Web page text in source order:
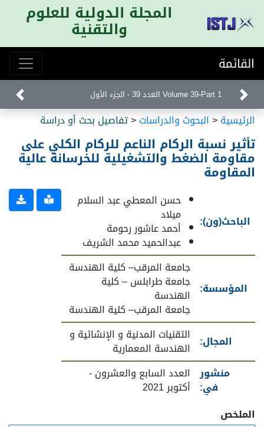
المجلة الدولية للعلوم
والتقنية
القائمة
Volume 39-Part 1 العدد 39 - الجزء الأول
الرئيسية< البحوث والدراسات<تفاصيل بحث أو دراسة
تأثير نسبة الركام الناعم للركام الكلي على
مقاومة الضغط والتشغيلية للخرسانة عالية
المقاومة
الباحث(ون):
حسن المعطي عبد السلام
ميلاد
أحمد عاشور رحومة
عبدالحميد محمد الشريف
المؤسسة:
جامعة المرقب– كلية الهندسة
جامعة طرابلس – كلية
الهندسة
جامعة المرقب– كلية الهندسة
المجال:
التقنيات المدنية و الإنشائية و
الهندسة المعمارية
منشور
في:
العدد السابع والعشرون -
أكتوبر 2021
الملخص